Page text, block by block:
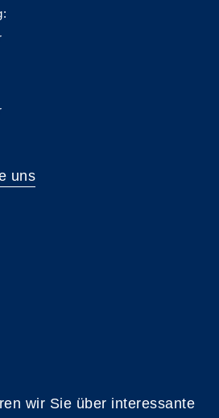
uns
wir Sie über interessante